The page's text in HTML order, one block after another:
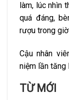
làm, lúc nhìn
quá đáng,
rượu trong giờ
Cậu nhân
niệm lần tăng
TỪ MỚI